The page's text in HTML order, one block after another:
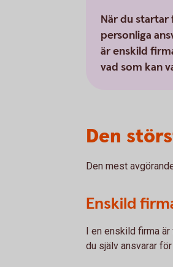
När du
personliga
är enskild
vad som kan
Den
Den mest
Enskild
I en enskild firma
du själv ansvarar